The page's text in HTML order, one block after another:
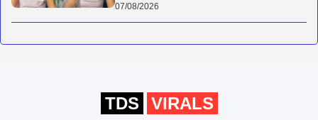
07/08/2026
TDS VIRALS